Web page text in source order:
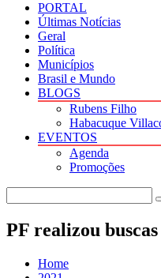
PORTAL
Últimas Notícias
Geral
Política
Municípios
Brasil e Mundo
BLOGS
Rubens Filho
Habacuque
EVENTOS
Agenda
Promoções
PF realizou
Home